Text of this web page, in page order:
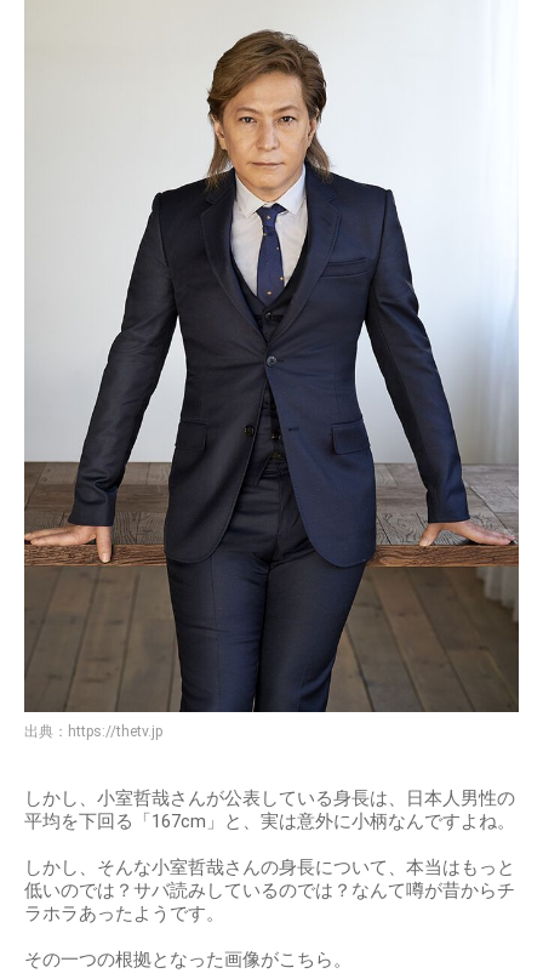
出典： https://thetv.jp
しかし、小室哲哉さんが公表している身長は、日本人男性の
平均を下回る「167cm」と、実は意外に小柄なんですよね。
しかし、そんな小室哲哉さんの身長について、本当はもっと
低いのでは？サバ読みしているのでは？なんて噂が昔からチ
ラホラあったようです。
その一つの根拠となった画像がこちら。